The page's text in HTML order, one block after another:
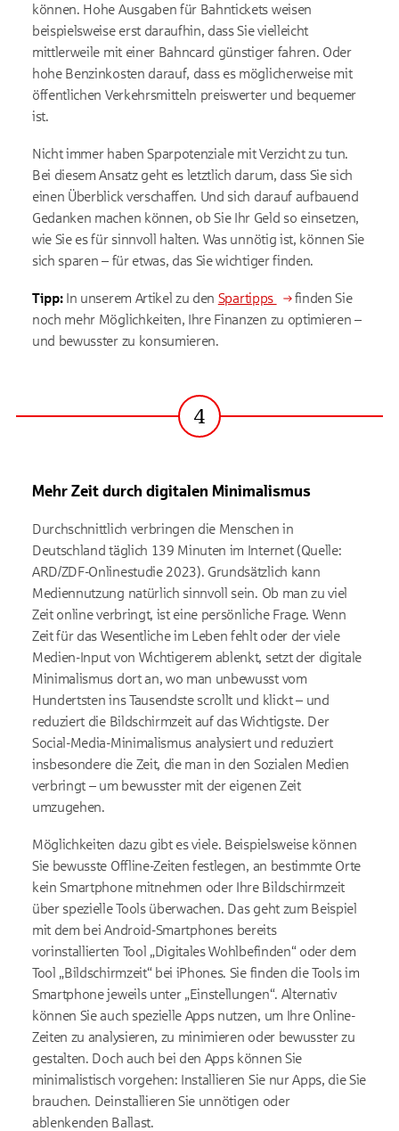
können. Hohe Ausgaben für Bahntickets weisen
beispielsweise erst daraufhin, dass Sie vielleicht
mittlerweile mit einer Bahncard günstiger fahren. Oder
hohe Benzinkosten darauf, dass es möglicherweise mit
öffentlichen Verkehrsmitteln preiswerter und bequemer
ist.
Nicht immer haben Sparpotenziale mit Verzicht zu tun.
Bei diesem Ansatz geht es letztlich darum, dass Sie sich
einen Überblick verschaffen. Und sich darauf aufbauend
Gedanken machen können, ob Sie Ihr Geld so einsetzen,
wie Sie es für sinnvoll halten. Was unnötig ist, können Sie
sich sparen – für etwas, das Sie wichtiger finden.
Tipp:In unserem Artikel zu den Spartipps
finden Sie
noch mehr Möglichkeiten, Ihre Finanzen zu optimieren –
und bewusster zu konsumieren.
Schritt
4
Mehr Zeit durch digitalen Minimalismus
Durchschnittlich verbringen die Menschen in
Deutschland täglich 139 Minuten im Internet (Quelle:
ARD/ZDF-Onlinestudie 2023). Grundsätzlich kann
Mediennutzung natürlich sinnvoll sein. Ob man zu viel
Zeit online verbringt, ist eine persönliche Frage. Wenn
Zeit für das Wesentliche im Leben fehlt oder der viele
Medien-Input von Wichtigerem ablenkt, setzt der digitale
Minimalismus dort an, wo man unbewusst vom
Hundertsten ins Tausendste scrollt und klickt – und
reduziert die Bildschirmzeit auf das Wichtigste. Der
Social-Media-Minimalismus analysiert und reduziert
insbesondere die Zeit, die man in den Sozialen Medien
verbringt – um bewusster mit der eigenen Zeit
umzugehen.
Möglichkeiten dazu gibt es viele. Beispielsweise können
Sie bewusste Offline-Zeiten festlegen, an bestimmte Orte
kein Smartphone mitnehmen oder Ihre Bildschirmzeit
über spezielle Tools überwachen. Das geht zum Beispiel
mit dem bei Android-Smartphones bereits
vorinstallierten Tool „Digitales Wohlbefinden“ oder dem
Tool „Bildschirmzeit“ bei iPhones. Sie finden die Tools im
Smartphone jeweils unter „Einstellungen“. Alternativ
können Sie auch spezielle Apps nutzen, um Ihre Online-
Zeiten zu analysieren, zu minimieren oder bewusster zu
gestalten. Doch auch bei den Apps können Sie
minimalistisch vorgehen: Installieren Sie nur Apps, die Sie
brauchen. Deinstallieren Sie unnötigen oder
ablenkenden Ballast.